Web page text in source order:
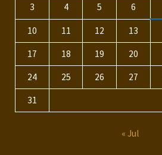
3 4 5 6
10 11 12 13
17 18 19 20
24 25 26 27
31
« Jul